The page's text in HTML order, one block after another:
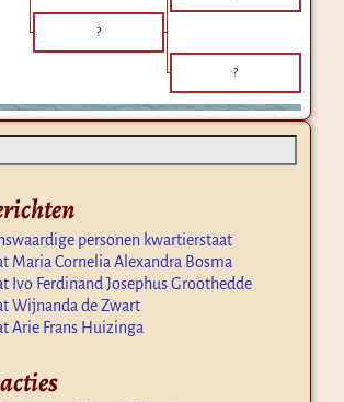
?
?
personen kwartierstaat
Maria Cornelia Alexandra Bosma
Ivo Ferdinand Josephus Groothedde
Wijnanda de Zwart
Arie Frans Huizinga